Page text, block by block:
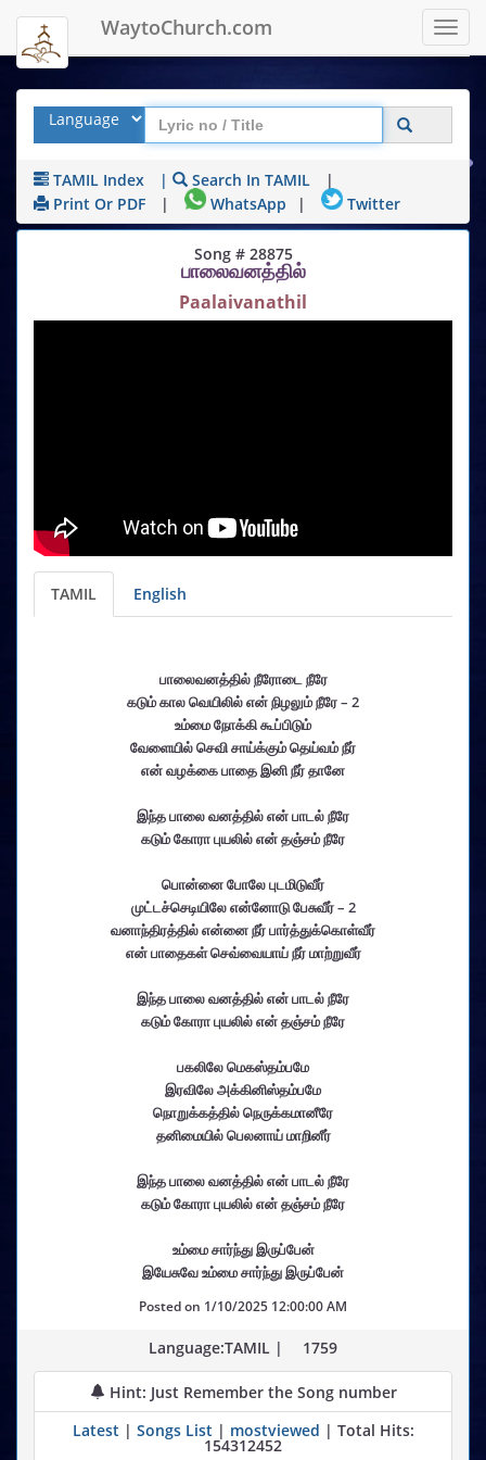
WaytoChurch.com
TAMIL Index | Search In TAMIL
|
Print Or PDF
| WhatsApp | Twitter
Song # 28875
பாலைவனத்தில்
Paalaivanathil
TAMIL English
பாலைவனத்தில் நீரோடை நீரே
கடும் கால வெயிலில் என் நிழலும் நீரே – 2
உம்மை நோக்கி கூப்பிடும்
வேளையில் செவி சாய்க்கும் தெய்வம் நீர்
என் வழக்கை பாதை இனி நீர் தானே
இந்த பாலை வனத்தில் என் பாடல் நீரே
கடும் கோரா புயலில் என் தஞ்சம் நீரே
பொன்னை போலே புடமிடுவீர்
முட்டச்செடியிலே என்னோடு பேசுவீர் – 2
வனாந்திரத்தில் என்னை நீர் பார்த்துக்கொள்வீர்
என் பாதைகள் செவ்வையாய் நீர் மாற்றுவீர்
இந்த பாலை வனத்தில் என் பாடல் நீரே
கடும் கோரா புயலில் என் தஞ்சம் நீரே
பகலிலே மெகஸ்தம்பமே
இரவிலே அக்கினிஸ்தம்பமே
நொறுக்கத்தில் நெருக்கமானீரே
தனிமையில் பெலனாய் மாறினீர்
இந்த பாலை வனத்தில் என் பாடல் நீரே
கடும் கோரா புயலில் என் தஞ்சம் நீரே
உம்மை சார்ந்து இருப்பேன்
இயேசுவே உம்மை சார்ந்து இருப்பேன்
Posted on 1/10/2025 12:00:00 AM
Language:TAMIL | 1759
Hint: Just Remember the Song number
Latest | Songs List | mostviewed | Total Hits:
154312452